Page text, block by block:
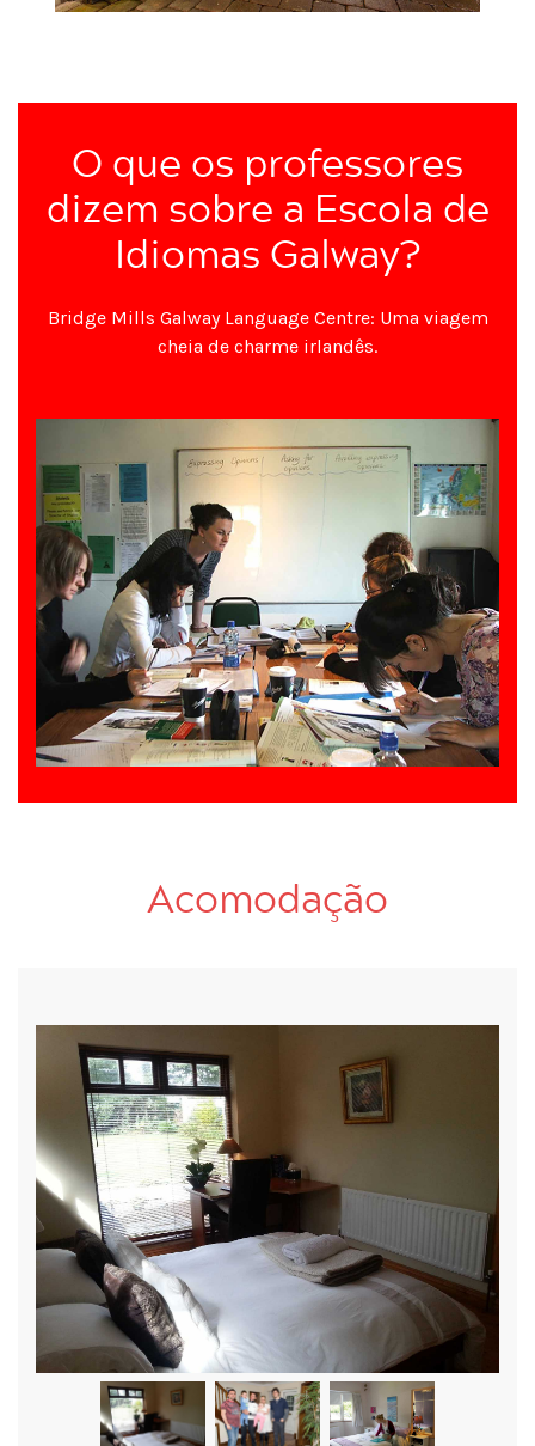
O que os professores
dizem sobre a Escola de
Idiomas Galway?
Bridge Mills Galway Language Centre: Uma viagem
cheia de charme irlandês.
Acomodação